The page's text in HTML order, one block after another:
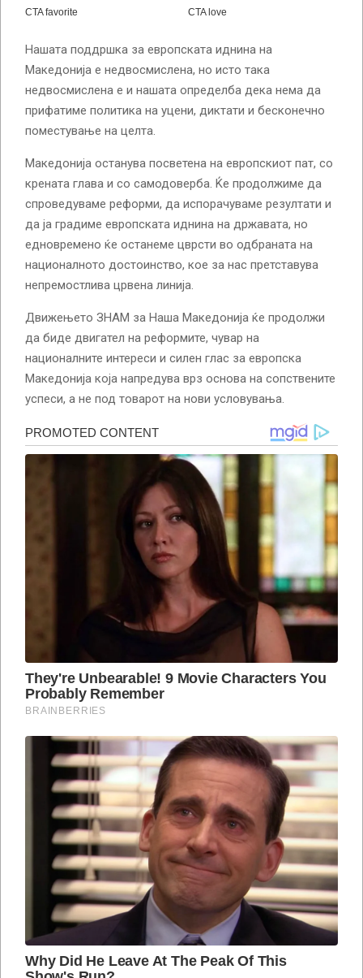
Нашата поддршка за европската иднина на
Македонија е недвосмислена, но исто така
недвосмислена е и нашата определба дека нема да
прифатиме политика на уцени, диктати и бесконечно
поместување на целта.
Македонија останува посветена на европскиот пат, со
крената глава и со самодоверба. Ќе продолжиме да
спроведуваме реформи, да испорачуваме резултати и
да ја градиме европската иднина на државата, но
едновремено ќе останеме цврсти во одбраната на
националното достоинство, кое за нас претставува
непремостлива црвена линија.
Движењето ЗНАМ за Наша Македонија ќе продолжи
да биде двигател на реформите, чувар на
националните интереси и силен глас за европска
Македонија која напредува врз основа на сопствените
успеси, а не под товарот на нови условувања.